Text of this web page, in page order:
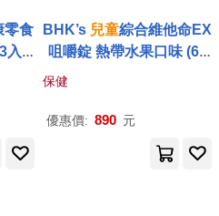
零食
入+
入
BHK’s 兒童綜合維他命EX
咀嚼錠 熱帶水果口味 (60
保健
優惠價: 890 元